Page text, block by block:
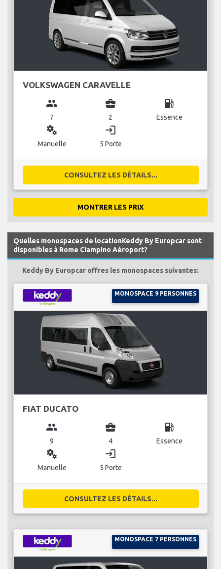
VOLKSWAGEN CARAVELLE
group
7
business_center
2
local_gas_station
Essence
miscellaneous_services
Manuelle
login
5 Porte
CONSULTEZ LES DÉTAILS...
MONTRER LES PRIX
Quelles monospaces de locationKeddy By Europcar sont
disponibles à Rome Ciampino Aéroport?
Keddy By Europcar offres les monospaces suivantes:
MONOSPACE 9 PERSONNES
FIAT DUCATO
group
9
business_center
4
local_gas_station
Essence
miscellaneous_services
Manuelle
login
5 Porte
CONSULTEZ LES DÉTAILS...
MONOSPACE 7 PERSONNES